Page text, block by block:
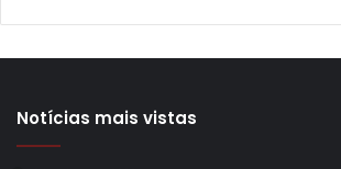
Notícias mais vistas